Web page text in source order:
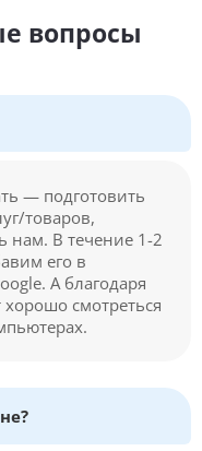
вопросы
— подготовить
товаров,
нам. В течение 1-2
его в
А благодаря
смотреться